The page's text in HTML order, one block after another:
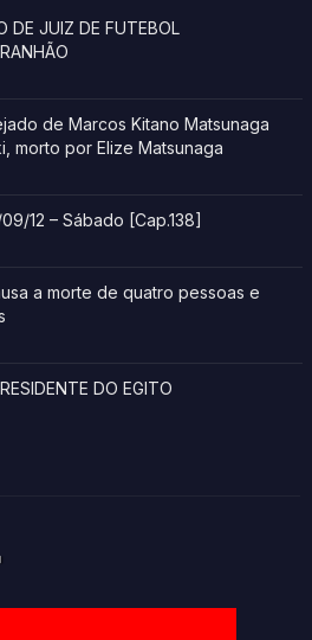
DE JUIZ DE FUTEBOL
de Marcos Kitano Matsunaga
morto por Elize Matsunaga
12 – Sábado [Cap.138]
a morte de quatro pessoas e
DO EGITO